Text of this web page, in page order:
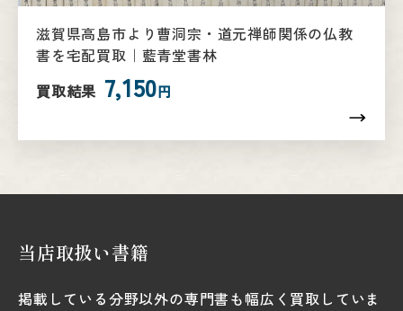
滋賀県高島市より曹洞宗・道元禅師関係の仏教
書を宅配買取｜藍青堂書林
買取結果 7,150円
当店取扱い書籍
掲載している分野以外の専門書も幅広く買取していま